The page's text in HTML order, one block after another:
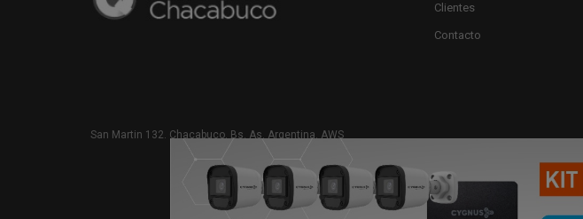
Clientes
Contacto
San Martin 132. Chacabuco. Bs. As. Argentina. AWS